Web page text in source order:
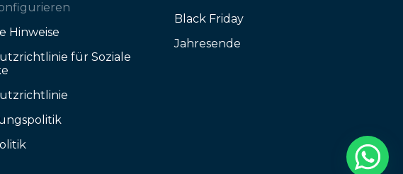
Hinweise
für Soziale
Black Friday
Jahresende